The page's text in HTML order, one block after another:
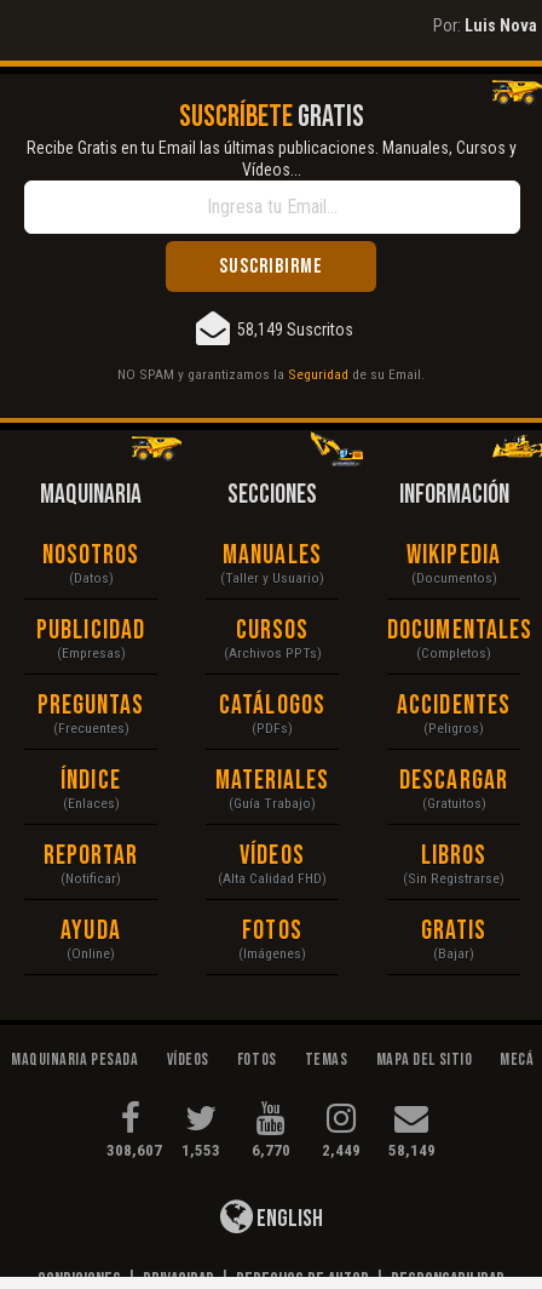
Por: Luis Nova
SUSCRÍBETEGRATIS
Recibe Gratis en tu Email las últimas publicaciones. Manuales, Cursos y
Vídeos...
58,149 Suscritos
NO SPAM y garantizamos la Seguridad de su Email.
MAQUINARIA
Nosotros
(Datos)
Publicidad
(Empresas)
Preguntas
(Frecuentes)
Índice
(Enlaces)
Reportar
(Notificar)
Ayuda
(Online)
SECCIONES
Manuales
(Taller y Usuario)
Cursos
(Archivos PPTs)
Catálogos
(PDFs)
Materiales
(Guía Trabajo)
Vídeos
(Alta Calidad FHD)
Fotos
(Imágenes)
INFORMACIÓN
Wikipedia
(Documentos)
Documentales
(Completos)
Accidentes
(Peligros)
Descargar
(Gratuitos)
Libros
(Sin Registrarse)
Gratis
(Bajar)
Maquinaria Pesada Vídeos Fotos Temas Mapa del Sitio
308,607 1,553 6,770 2,449 58,149
English
Condiciones|Privacidad|Derechos de Autor|Responsabilidad